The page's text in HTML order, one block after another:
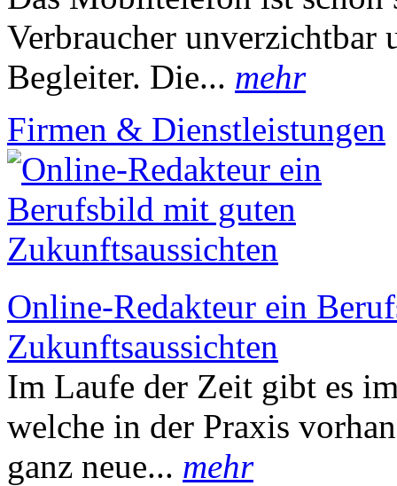
Verbraucher unverzichtbar
Begleiter. Die... mehr
Firmen & Dienstleistungen
Online-Redakteur ein
Zukunftsaussichten
Im Laufe der Zeit gibt es
welche in der Praxis
ganz neue... mehr